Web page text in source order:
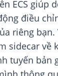
ECS
điều
riêng
sidecar
tuyến